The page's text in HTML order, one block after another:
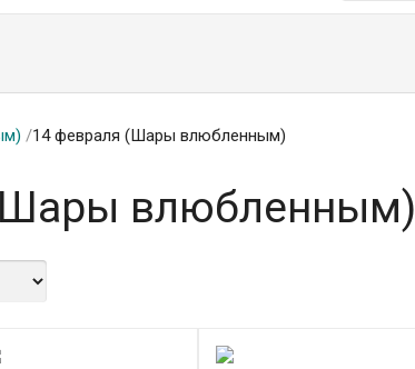
/14 февраля (Шары влюбленным)
влюбленным)